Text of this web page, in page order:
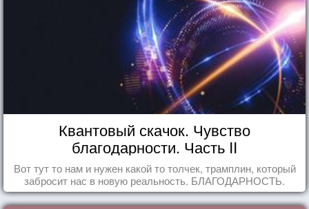
Квантовый скачок. Чувство
благодарности. Часть II
Вот тут то нам и нужен какой то толчек, трамплин, который
забросит нас в новую реальность. БЛАГОДАРНОСТЬ.